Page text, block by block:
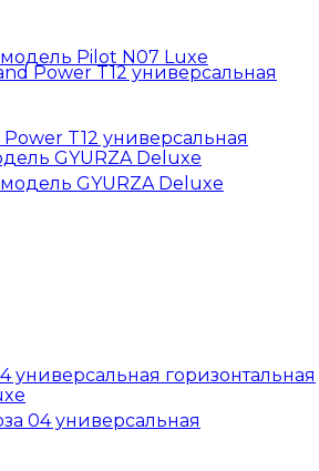
T12 универсальная
GYURZA Deluxe
универсальная горизонтальная